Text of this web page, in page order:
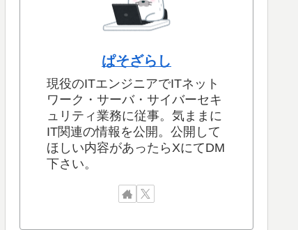
ぱそざらし
現役のITエンジニアでITネット
ワーク・サーバ・サイバーセキ
ュリティ業務に従事。気ままに
IT関連の情報を公開。公開して
ほしい内容があったらXにてDM
下さい。